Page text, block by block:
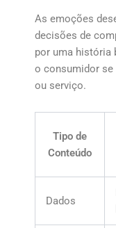
As emoções
decisões de
por uma história
o consumidor
ou serviço.
Tipo de
Conteúdo
Dados